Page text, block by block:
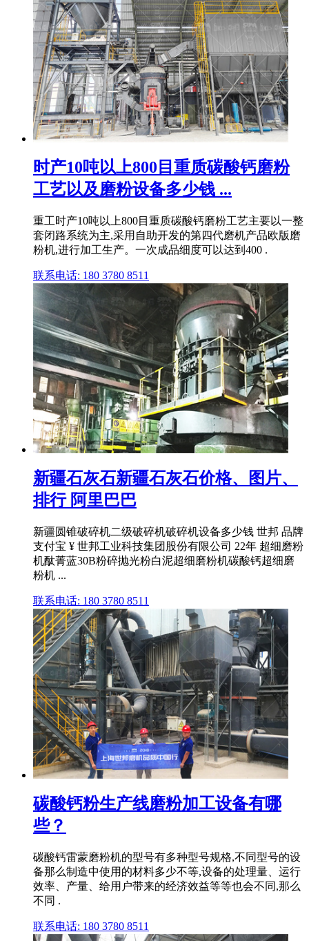
时产10吨以上800目重质碳酸钙磨粉
工艺以及磨粉设备多少钱 ...
重工时产10吨以上800目重质碳酸钙磨粉工艺主要以一整
套闭路系统为主,采用自助开发的第四代磨机产品欧版磨
粉机,进行加工生产。一次成品细度可以达到400 .
联系电话: 180 3780 8511
新疆石灰石新疆石灰石价格、图片、
排行 阿里巴巴
新疆圆锥破碎机二级破碎机破碎机设备多少钱 世邦 品牌
支付宝 ¥ 世邦工业科技集团股份有限公司 22年 超细磨粉
机酞菁蓝30B粉碎抛光粉白泥超细磨粉机碳酸钙超细磨
粉机 ...
联系电话: 180 3780 8511
碳酸钙粉生产线磨粉加工设备有哪
些？
碳酸钙雷蒙磨粉机的型号有多种型号规格,不同型号的设
备那么制造中使用的材料多少不等,设备的处理量、运行
效率、产量、给用户带来的经济效益等等也会不同,那么
不同 .
联系电话: 180 3780 8511